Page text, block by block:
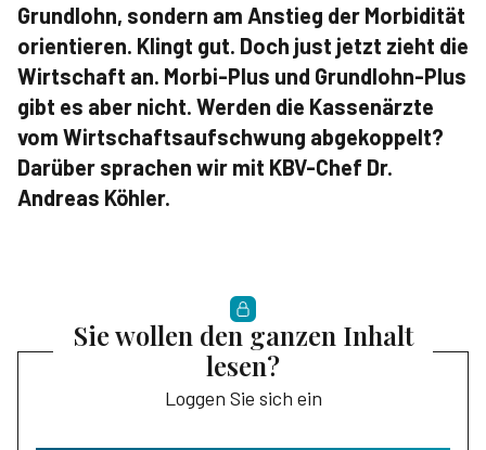
Grundlohn, sondern am Anstieg der Morbidität
orientieren. Klingt gut. Doch just jetzt zieht die
Wirtschaft an. Morbi-Plus und Grundlohn-Plus
gibt es aber nicht. Werden die Kassenärzte
vom Wirtschaftsaufschwung abgekoppelt?
Darüber sprachen wir mit KBV-Chef Dr.
Andreas Köhler.
Sie wollen den ganzen Inhalt
lesen?
Loggen Sie sich ein